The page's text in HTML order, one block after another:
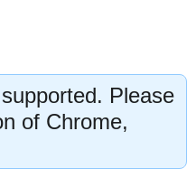
Please
of Chrome,